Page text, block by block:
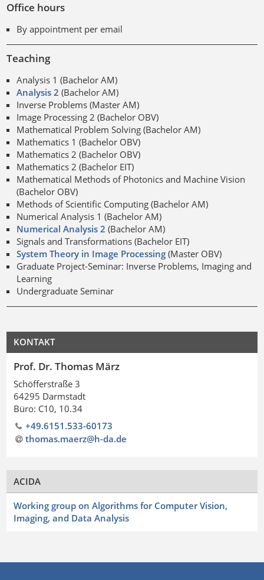
Office hours
By appointment per email
Teaching
Analysis 1 (Bachelor AM)
Analysis 2 (Bachelor AM)
Inverse Problems (Master AM)
Image Processing 2 (Bachelor OBV)
Mathematical Problem Solving (Bachelor AM)
Mathematics 1 (Bachelor OBV)
Mathematics 2 (Bachelor OBV)
Mathematics 2 (Bachelor EIT)
Mathematical Methods of Photonics and Machine Vision
(Bachelor OBV)
Methods of Scientific Computing (Bachelor AM)
Numerical Analysis 1 (Bachelor AM)
Numerical Analysis 2 (Bachelor AM)
Signals and Transformations (Bachelor EIT)
System Theory in Image Processing(Master OBV)
Graduate Project-Seminar: Inverse Problems, Imaging and
Learning
Undergraduate Seminar
KONTAKT
Prof. Dr. Thomas März
Schöfferstraße 3
64295 Darmstadt
Büro: C10, 10.34
+49.6151.533-60173
thomas.maerz@h-da.de
ACIDA
Working group on Algorithms for Computer Vision,
Imaging, and Data Analysis